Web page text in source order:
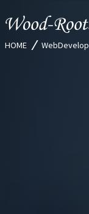
HOME WebDevelop